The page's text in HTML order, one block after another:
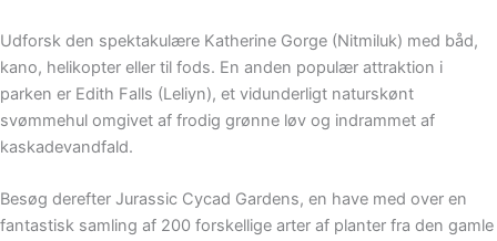
Udforsk den spektakulære Katherine Gorge (Nitmiluk) med båd,
kano, helikopter eller til fods. En anden populær attraktion i
parken er Edith Falls (Leliyn), et vidunderligt naturskønt
svømmehul omgivet af frodig grønne løv og indrammet af
kaskadevandfald.
Besøg derefter Jurassic Cycad Gardens, en have med over en
fantastisk samling af 200 forskellige arter af planter fra den gamle